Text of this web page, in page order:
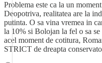
Problema este ca la un
Deopotriva, realitatea are la
putinta. O sa vina vremea in
la 10% si Bolojan la fel o sa
acel moment de cotitura,
STRICT de dreapta